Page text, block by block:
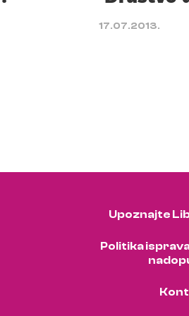
17.07.2013.
Upoznajte
Politika